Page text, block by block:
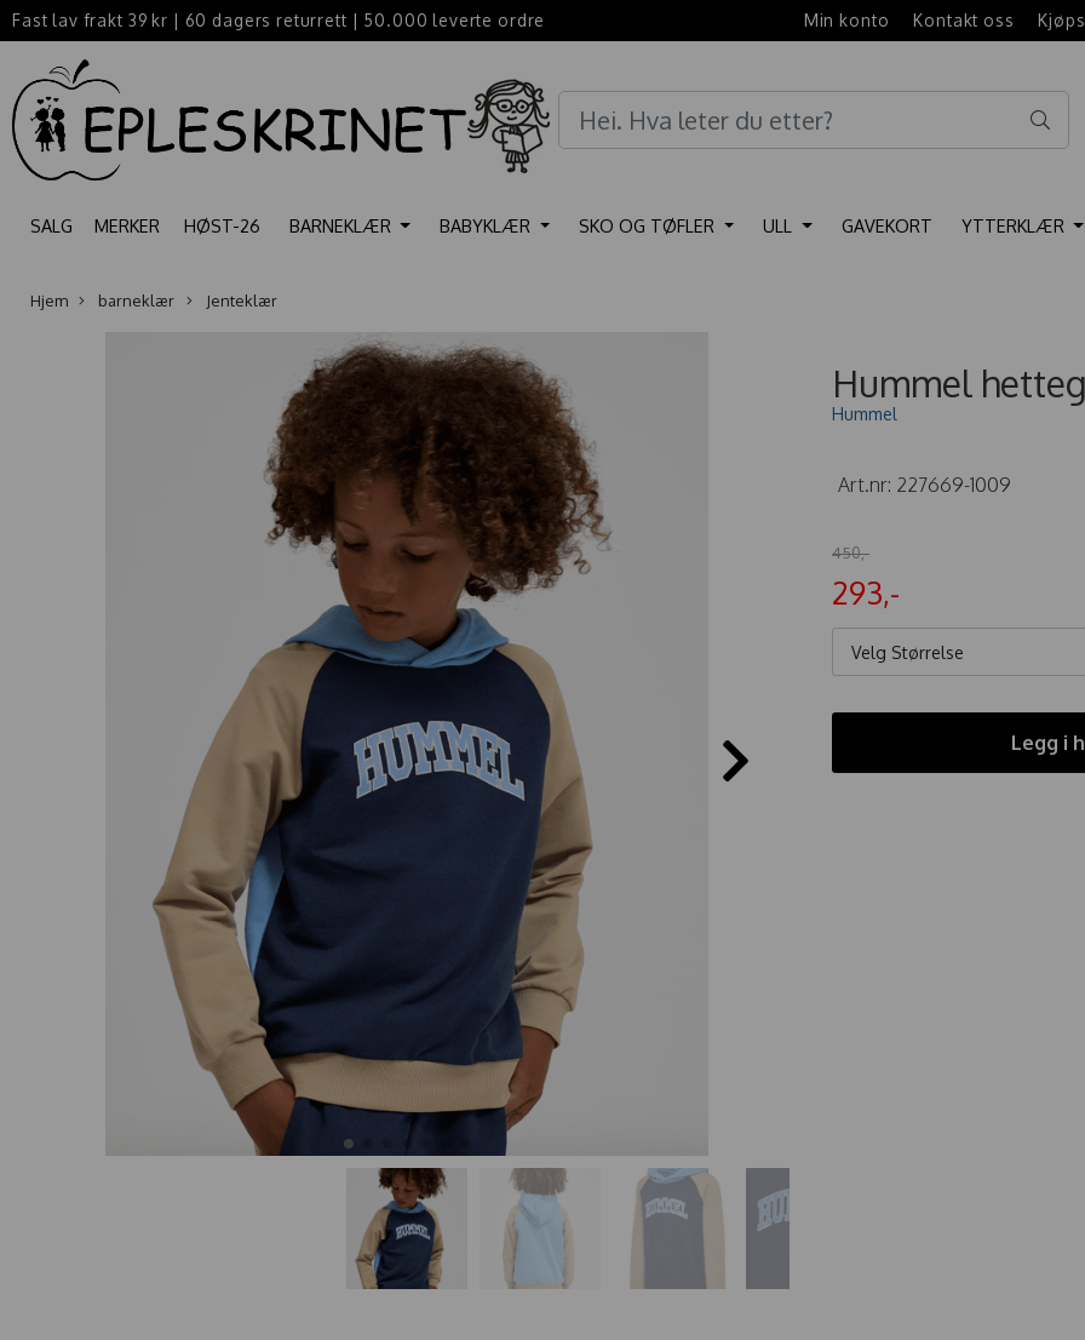
Fast lav frakt 39 kr | 60 dagers returrett | 50.000 leverte ordre Min konto Kontakt oss
SALG MERKER HØST-26 BARNEKLÆR BABYKLÆR SKO OG TØFLER ULL GAVEKORT YTTERKLÆR
Hjem barneklær Jenteklær
Hummel
Hummel
Art.nr: 227669-1009
450,-
293,-
Velg Størrelse
Legg i